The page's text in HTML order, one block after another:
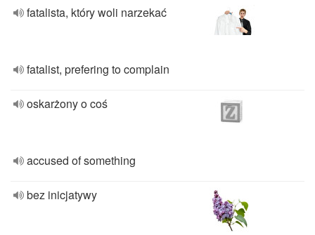
fatalista, który woli narzekać
fatalist, prefering to complain
oskarżony o coś
accused of something
bez inicjatywy